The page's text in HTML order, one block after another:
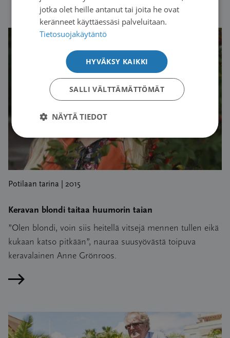
Potilaan tarina | 2015
Keravan blondi taitaa huumorin taian
”Olen blondi, voin siis heitellä vitsejä mennen tullen eikä
kukaan katso pitkään”, nauraa suusyövästä toipuva
keravalainen Anne Grönroos.
Lue artikkeli
jotka olet heille antanut tai joita he ovat
keränneet käyttäessäsi palveluitaan.
Tietosuojakäytäntö
HYVÄKSY KAIKKI
SALLI VÄLTTÄMÄTTÖMÄT
NÄYTÄ TIEDOT